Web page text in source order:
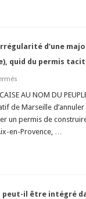
ou
ordonnée
suite
condamnation
?
d’une
quid du permis
sur
d’urbanisme
l’irrégularité
d’une
majoration
du
d’instruction
AU NOM DU
de Marseille
un permis de
en-Provence, …
il être intégré